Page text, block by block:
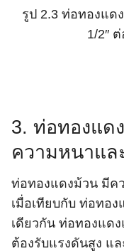
Search
for:
รูป 2.3 ท่อทองแด
1/2″
3. ท่อทองแด
ความหนาแล
ท่อทองแดงม้วน มีค
เมื่อเทียบกับ ท่อทอ
เดียวกัน ท่อทองแด
ต้องรับแรงดันสูง แ